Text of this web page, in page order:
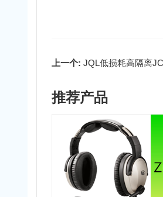
上一个: JQL低损耗高隔离
推荐产品